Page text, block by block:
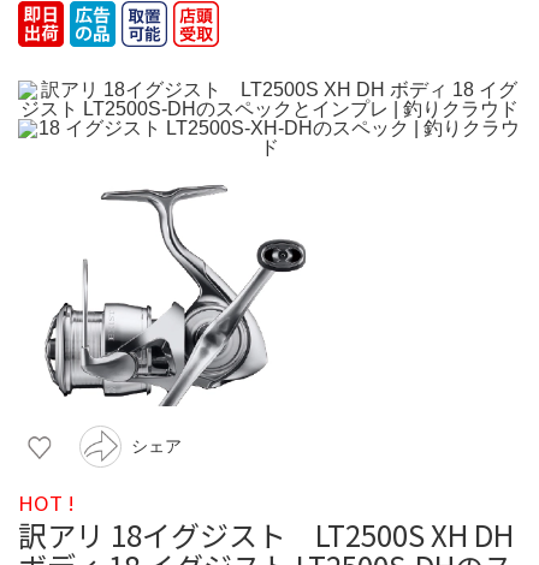
シェア
HOT !
訳アリ 18イグジスト LT2500S XH DH